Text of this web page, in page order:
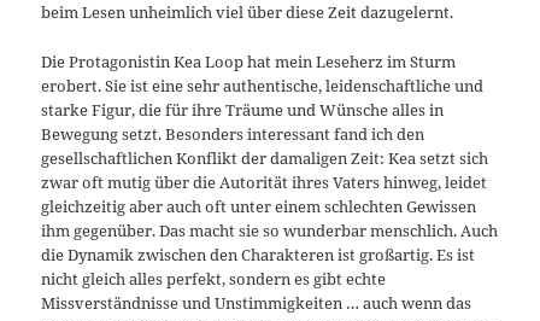
beim Lesen unheimlich viel über diese Zeit dazugelernt.
Die Protagonistin Kea Loop hat mein Leseherz im Sturm
erobert. Sie ist eine sehr authentische, leidenschaftliche und
starke Figur, die für ihre Träume und Wünsche alles in
Bewegung setzt. Besonders interessant fand ich den
gesellschaftlichen Konflikt der damaligen Zeit: Kea setzt sich
zwar oft mutig über die Autorität ihres Vaters hinweg, leidet
gleichzeitig aber auch oft unter einem schlechten Gewissen
ihm gegenüber. Das macht sie so wunderbar menschlich. Auch
die Dynamik zwischen den Charakteren ist großartig. Es ist
nicht gleich alles perfekt, sondern es gibt echte
Missverständnisse und Unstimmigkeiten … auch wenn das